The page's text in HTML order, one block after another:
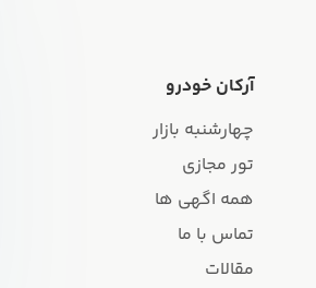
آرکان خودرو
چهارشنبه بازار
تور مجازی
همه اگهی ها
تماس با ما
مقالات